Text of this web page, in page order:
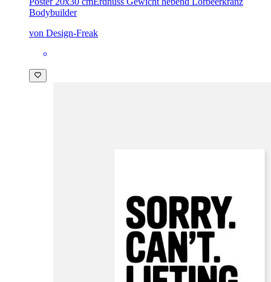
Bodybuilder
von Design-Freak